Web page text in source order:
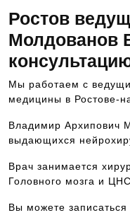
Ростов
Молдованов
Мы работаем с
медицины в Ростове-
Владимир Архипович
выдающихся
Врач занимается
Головного мозга и ЦНС.
Вы можете